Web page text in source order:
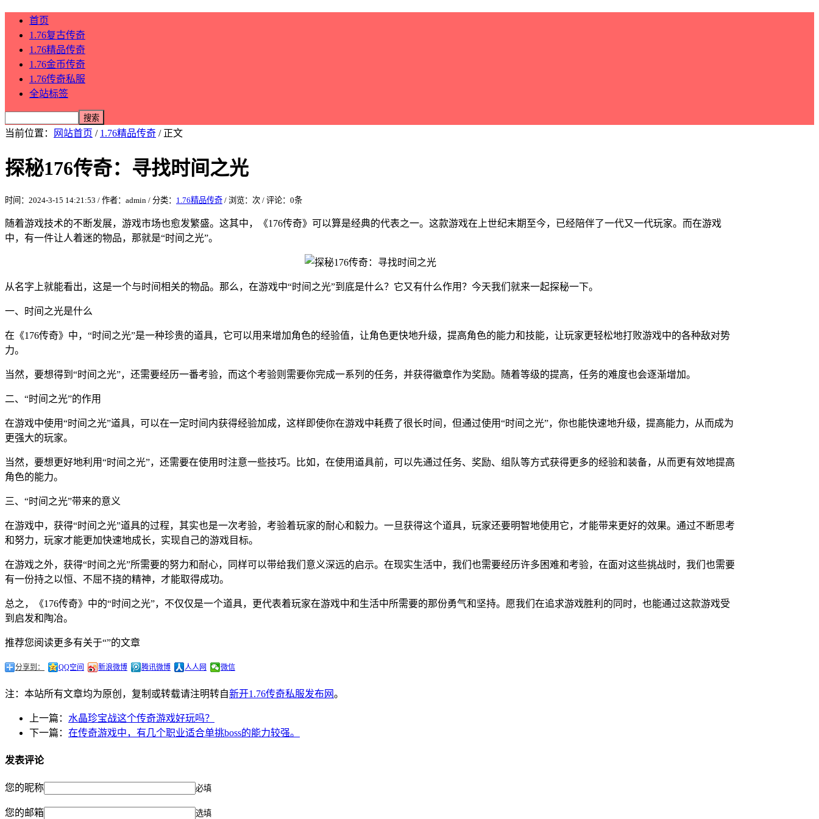
首页
1.76复古传奇
1.76精品传奇
1.76金币传奇
1.76传奇私服
全站标签
当前位置： 网站首页 / 1.76精品传奇 / 正文
探秘176传奇：寻找时间之光
时间：2024-3-15 14:21:53 / 作者：admin / 分类： 1.76精品传奇 / 浏览： 次 / 评论：0条
随着游戏技术的不断发展，游戏市场也愈发繁盛。这其中，《176传奇》可以算是经典的代表之一。这款游戏在上世纪末期至今，已经陪伴了一代又一代玩家。而在游戏
中，有一件让人着迷的物品，那就是“时间之光”。
从名字上就能看出，这是一个与时间相关的物品。那么，在游戏中“时间之光”到底是什么？它又有什么作用？今天我们就来一起探秘一下。
一、时间之光是什么
在《176传奇》中，“时间之光”是一种珍贵的道具，它可以用来增加角色的经验值，让角色更快地升级，提高角色的能力和技能，让玩家更轻松地打败游戏中的各种敌对势
力。
当然，要想得到“时间之光”，还需要经历一番考验，而这个考验则需要你完成一系列的任务，并获得徽章作为奖励。随着等级的提高，任务的难度也会逐渐增加。
二、“时间之光”的作用
在游戏中使用“时间之光”道具，可以在一定时间内获得经验加成，这样即使你在游戏中耗费了很长时间，但通过使用“时间之光”，你也能快速地升级，提高能力，从而成为
更强大的玩家。
当然，要想更好地利用“时间之光”，还需要在使用时注意一些技巧。比如，在使用道具前，可以先通过任务、奖励、组队等方式获得更多的经验和装备，从而更有效地提高
角色的能力。
三、“时间之光”带来的意义
在游戏中，获得“时间之光”道具的过程，其实也是一次考验，考验着玩家的耐心和毅力。一旦获得这个道具，玩家还要明智地使用它，才能带来更好的效果。通过不断思考
和努力，玩家才能更加快速地成长，实现自己的游戏目标。
在游戏之外，获得“时间之光”所需要的努力和耐心，同样可以带给我们意义深远的启示。在现实生活中，我们也需要经历许多困难和考验，在面对这些挑战时，我们也需要
有一份持之以恒、不屈不挠的精神，才能取得成功。
总之，《176传奇》中的“时间之光”，不仅仅是一个道具，更代表着玩家在游戏中和生活中所需要的那份勇气和坚持。愿我们在追求游戏胜利的同时，也能通过这款游戏受
到启发和陶冶。
推荐您阅读更多有关于“”的文章
分享到： QQ空间 新浪微博 腾讯微博 人人网 微信
注：本站所有文章均为原创，复制或转载请注明转自新开1.76传奇私服发布网。
上一篇： 水晶珍宝战这个传奇游戏好玩吗？
下一篇： 在传奇游戏中，有几个职业适合单挑boss的能力较强。
发表评论
您的昵称 必填
您的邮箱 选填